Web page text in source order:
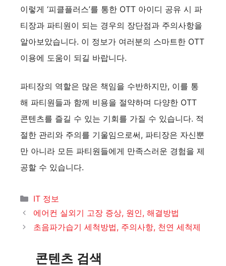
이렇게 ‘피클플러스’를 통한 OTT 아이디 공유 시 파
티장과 파티원이 되는 경우의 장단점과 주의사항을
알아보았습니다. 이 정보가 여러분의 스마트한 OTT
이용에 도움이 되길 바랍니다.
파티장의 역할은 많은 책임을 수반하지만, 이를 통
해 파티원들과 함께 비용을 절약하며 다양한 OTT
콘텐츠를 즐길 수 있는 기회를 가질 수 있습니다. 적
절한 관리와 주의를 기울임으로써, 파티장은 자신뿐
만 아니라 모든 파티원들에게 만족스러운 경험을 제
공할 수 있습니다.
카
테
리
IT 정보
에어컨 실외기 고장 증상, 원인, 해결방법
초음파가습기 세척방법, 주의사항, 천연 세척제
콘텐츠 검색